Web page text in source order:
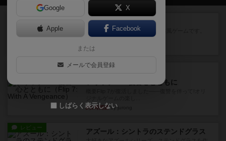
ジンラミー
トランプで遊べる2人対戦の麻雀風ゲームです。
10枚の手札で、同じスーツ...
37分前
ルール/インスト
フリップ７：復讐心とともに
約1時間前by jurong
レビュー アズール：シントラのステンドグラス
Google X
Apple Facebook
または
メールで会員登録
しばらく表示しない